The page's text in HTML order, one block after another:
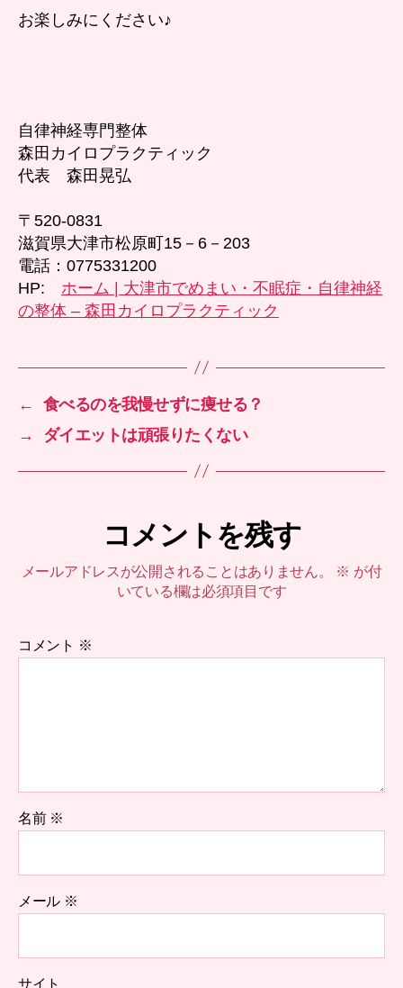
お楽しみにください♪
自律神経専門整体
森田カイロプラクティック
代表 森田晃弘
〒520-0831
滋賀県大津市松原町15－6－203
電話：0775331200
HP: ホーム | 大津市でめまい・不眠症・自律神経
の整体 – 森田カイロプラクティック
←
食べるのを我慢せずに痩せる？
→
ダイエットは頑張りたくない
コメントを残す
メールアドレスが公開されることはありません。 ※ が付
いている欄は必須項目です
コメント ※
名前 ※
メール ※
サイト